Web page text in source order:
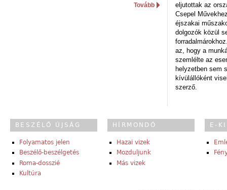
Tovább
eljutottak az
Csepel
éjszakai
dolgozók közül
az, hogy a
szemlélte az
helyzetben sem
kívülállóként
szerző.
BESZÉLŐ ÚJSÁG
Folyamatos jelen
Beszélő-beszélgetés
Roma-dosszié
Kultúra
HÍRMONDÓ
Hazai vizek
Mozduljunk
Más vizek
E-